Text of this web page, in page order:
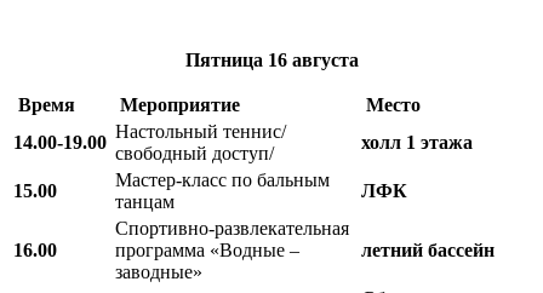
Пятница 16 августа
Время Мероприятие
Место
14.00-19.00
Настольный теннис/
свободный доступ/
холл 1 этажа
15.00
Мастер-класс по бальным
танцам
ЛФК
16.00
Спортивно-развлекательная
программа «Водные –
заводные»
летний бассейн